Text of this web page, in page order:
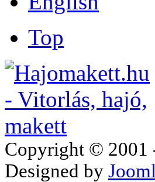
Top
Copyright © 2001
Designed by